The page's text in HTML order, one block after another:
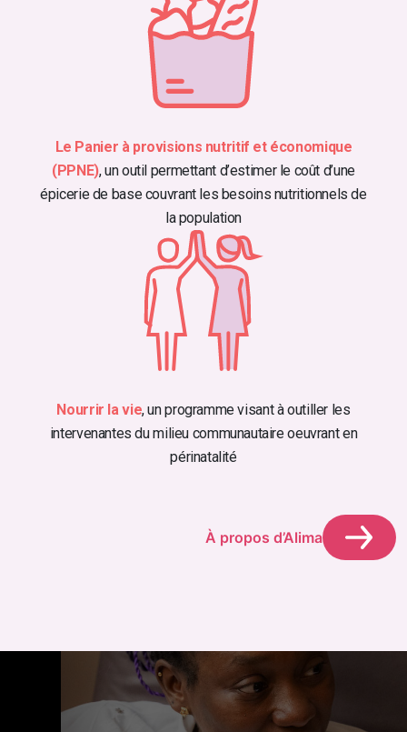
Le Panier à provisions nutritif et économique
(PPNE), un outil permettant d’estimer le coût d’une
épicerie de base couvrant les besoins nutritionnels de
la population
Nourrir la vie, un programme visant à outiller les
intervenantes du milieu communautaire oeuvrant en
périnatalité
À propos d’Alima